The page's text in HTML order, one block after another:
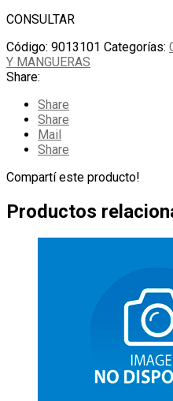
CONSULTAR
Código: 9013101 Categorías:
Y MANGUERAS
Share:
Share
Share
Mail
Share
Compartí este producto!
Productos